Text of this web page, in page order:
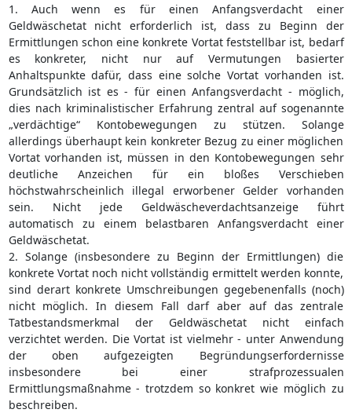
1. Auch wenn es für einen Anfangsverdacht einer
Geldwäschetat nicht erforderlich ist, dass zu Beginn der
Ermittlungen schon eine konkrete Vortat feststellbar ist, bedarf
es konkreter, nicht nur auf Vermutungen basierter
Anhaltspunkte dafür, dass eine solche Vortat vorhanden ist.
Grundsätzlich ist es - für einen Anfangsverdacht - möglich,
dies nach kriminalistischer Erfahrung zentral auf sogenannte
„verdächtige“ Kontobewegungen zu stützen. Solange
allerdings überhaupt kein konkreter Bezug zu einer möglichen
Vortat vorhanden ist, müssen in den Kontobewegungen sehr
deutliche Anzeichen für ein bloßes Verschieben
höchstwahrscheinlich illegal erworbener Gelder vorhanden
sein. Nicht jede Geldwäscheverdachtsanzeige führt
automatisch zu einem belastbaren Anfangsverdacht einer
Geldwäschetat.
2. Solange (insbesondere zu Beginn der Ermittlungen) die
konkrete Vortat noch nicht vollständig ermittelt werden konnte,
sind derart konkrete Umschreibungen gegebenenfalls (noch)
nicht möglich. In diesem Fall darf aber auf das zentrale
Tatbestandsmerkmal der Geldwäschetat nicht einfach
verzichtet werden. Die Vortat ist vielmehr - unter Anwendung
der oben aufgezeigten Begründungserfordernisse
insbesondere bei einer strafprozessualen
Ermittlungsmaßnahme - trotzdem so konkret wie möglich zu
beschreiben.